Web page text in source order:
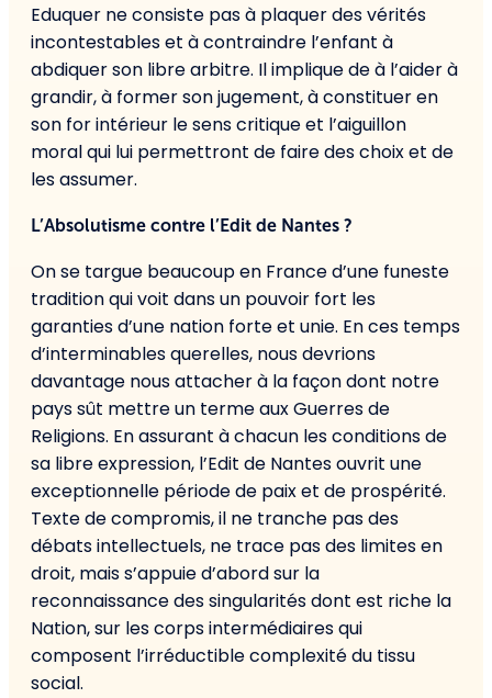
Eduquer ne consiste pas à plaquer des vérités
incontestables et à contraindre l’enfant à
abdiquer son libre arbitre. Il implique de à l’aider à
grandir, à former son jugement, à constituer en
son for intérieur le sens critique et l’aiguillon
moral qui lui permettront de faire des choix et de
les assumer.
L’Absolutisme contre l’Edit de Nantes ?
On se targue beaucoup en France d’une funeste
tradition qui voit dans un pouvoir fort les
garanties d’une nation forte et unie. En ces temps
d’interminables querelles, nous devrions
davantage nous attacher à la façon dont notre
pays sût mettre un terme aux Guerres de
Religions. En assurant à chacun les conditions de
sa libre expression, l’Edit de Nantes ouvrit une
exceptionnelle période de paix et de prospérité.
Texte de compromis, il ne tranche pas des
débats intellectuels, ne trace pas des limites en
droit, mais s’appuie d’abord sur la
reconnaissance des singularités dont est riche la
Nation, sur les corps intermédiaires qui
composent l’irréductible complexité du tissu
social.